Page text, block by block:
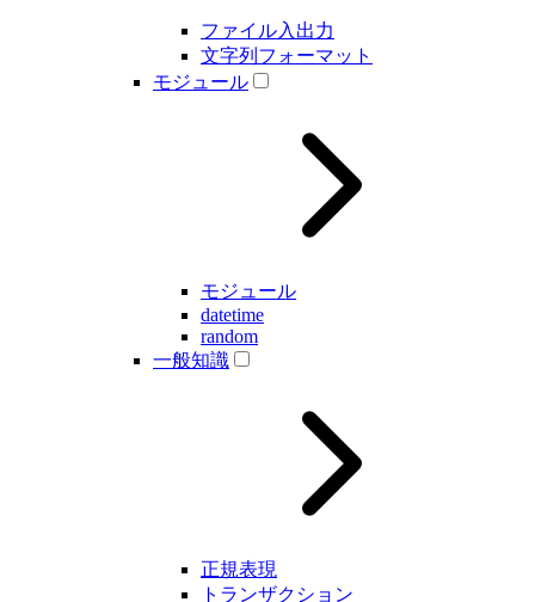
ファイル入出力
文字列フォーマット
モジュール
モジュール
datetime
random
一般知識
正規表現
トランザクション